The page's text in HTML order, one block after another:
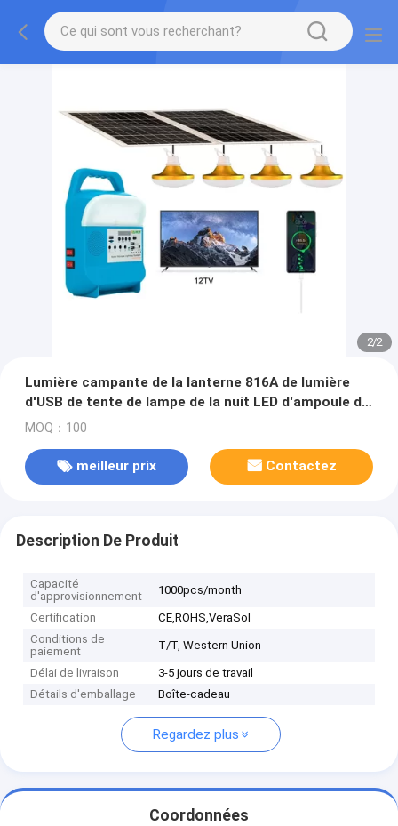
2/2
Lumière campante de la lanterne 816A de lumière
d'USB de tente de lampe de la nuit LED d'ampoule de
lampes de secours extérieur portatif solaire solaire
MOQ：100
meilleur prix Contactez
Description De Produit
Capacité
d'approvisionnement
1000pcs/month
Certification
CE,ROHS,VeraSol
Conditions de
paiement
T/T, Western Union
Délai de livraison
3-5 jours de travail
Détails d'emballage
Boîte-cadeau
Regardez plus
Coordonnées